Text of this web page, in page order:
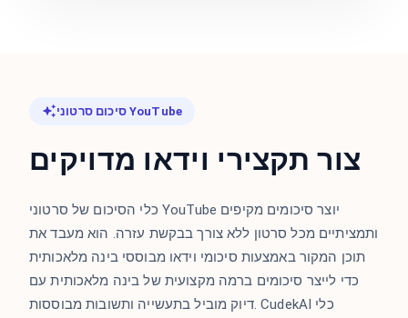
סיכום סרטוני YouTube
צור תקצירי וידאו מדויקים
כלי הסיכום של סרטוני YouTube יוצר סיכומים מקיפים
ותמציתיים מכל סרטון ללא צורך בבקשת עזרה. הוא מעבד את
תוכן המקור באמצעות סיכומי וידאו מבוססי בינה מלאכותית
כדי לייצר סיכומים ברמה מקצועית של בינה מלאכותית עם
דיוק מוביל בתעשייה ותשובות מבוססות. CudekAI כלי